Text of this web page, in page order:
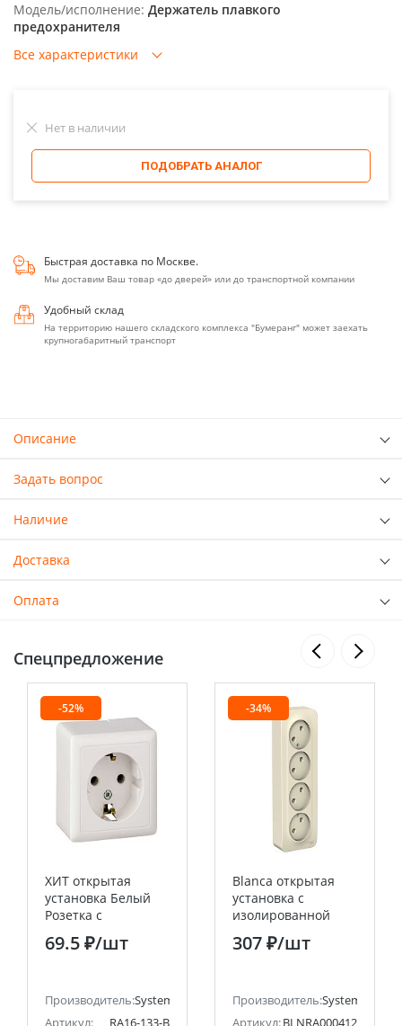
Модель/исполнение: Держатель плавкого
предохранителя
Все характеристики
Нет в наличии
ПОДОБРАТЬ АНАЛОГ
Быстрая доставка по Москве.
Мы доставим Ваш товар «до дверей» или до транспортной компании
Удобный склад
На территорию нашего складского комплекса "Бумеранг" может заехать
крупногабаритный транспорт
Описание
Задать вопрос
Наличие
Доставка
Оплата
Спецпредложение
(ранее Schneider Electric)
-52%
ХИТ открытая
установка Белый
Розетка с
заземлением, 16А
Systeme Electric
69.5 ₽/шт
Производитель:Systeme Electric (ранее Schneider Electric)
Артикул:
RA16-133-B
-34%
Blanca открытая
установка с
изолированной
пластиной
Молочный Розетка
Systeme Electric
(Schneider Electric)
307 ₽/шт
Производитель:Systeme
Артикул:BLNRA000412